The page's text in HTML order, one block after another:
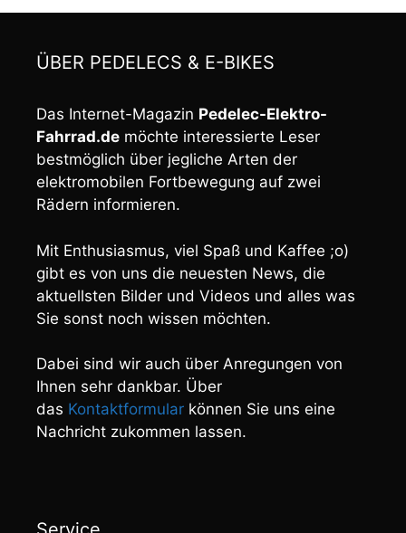
ÜBER PEDELECS & E-BIKES
Das Internet-Magazin Pedelec-Elektro-
Fahrrad.de möchte interessierte Leser
bestmöglich über jegliche Arten der
elektromobilen Fortbewegung auf zwei
Rädern informieren.
Mit Enthusiasmus, viel Spaß und Kaffee ;o)
gibt es von uns die neuesten News, die
aktuellsten Bilder und Videos und alles was
Sie sonst noch wissen möchten.
Dabei sind wir auch über Anregungen von
Ihnen sehr dankbar. Über
das Kontaktformular können Sie uns eine
Nachricht zukommen lassen.